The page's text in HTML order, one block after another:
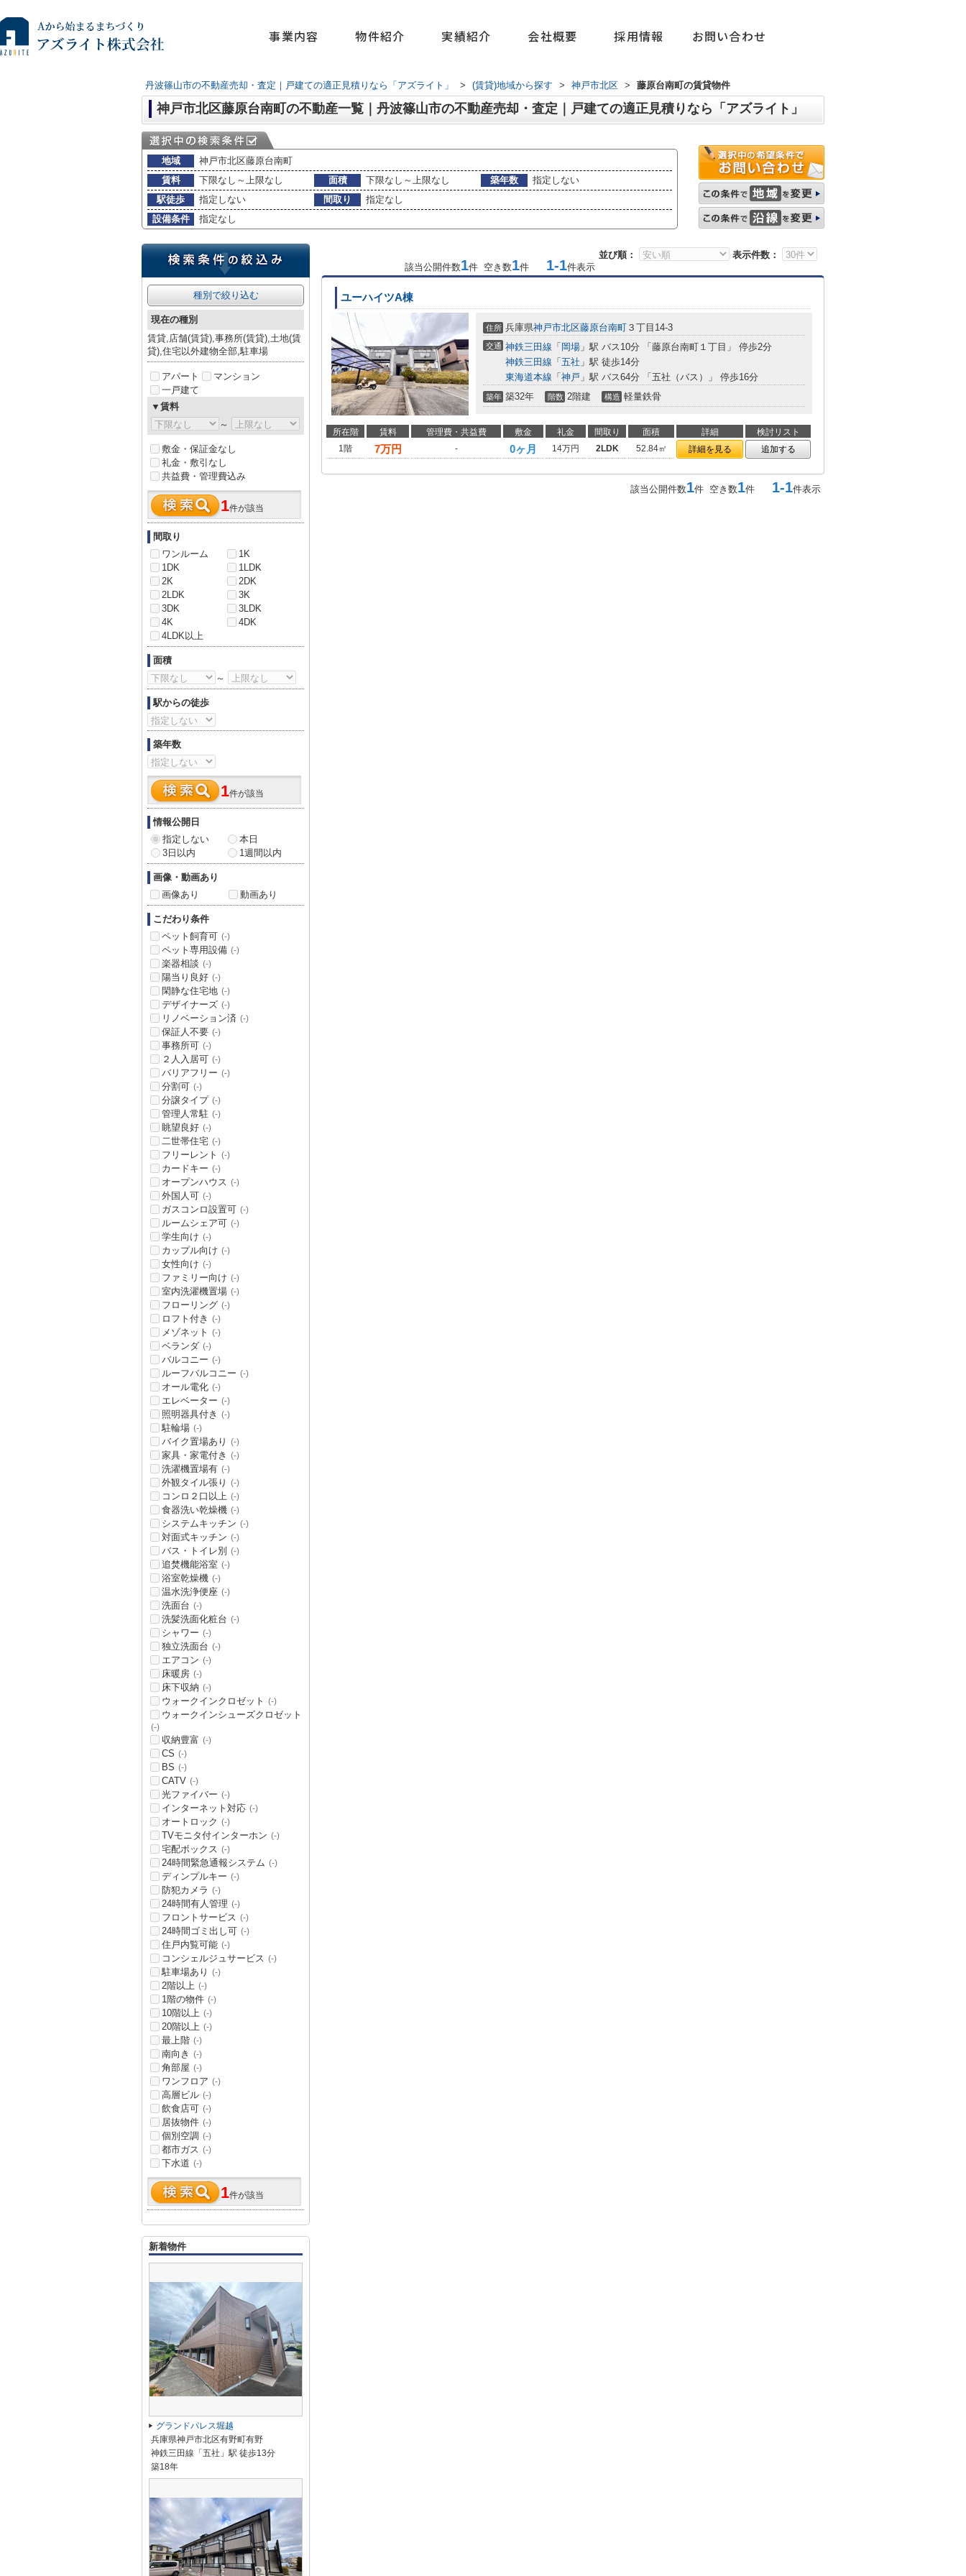
事業内容 物件紹介 実績紹介 会社概要 採用情報 お問い合わせ
丹波篠山市の不動産売却・査定｜戸建ての適正見積りなら「アズライト」 > (賃貸)地域から探す > 神戸市北区 > 藤原台南町の賃貸物件
神戸市北区藤原台南町の不動産一覧｜丹波篠山市の不動産売却・査定｜戸建ての適正見積りなら「アズライト」
地域
神戸市北区藤原台南町
賃料
下限なし～上限なし 面積 下限なし～上限なし 築年数
指定しない
駅徒歩
指定しない 間取り
指定なし
設備条件
指定なし
並び順：
表示件数：
該当公開件数1件 空き数1件 1-1件表示
ユーハイツA棟
住所 兵庫県神戸市北区藤原台南町 ３丁目14-3
交通 神鉄三田線 「 岡場 」駅 バス10分 「藤原台南町１丁目」 停歩2分
神鉄三田線 「 五社 」駅 徒歩14分
東海道本線 「 神戸 」駅 バス64分 「五社（バス）」 停歩16分
築年 築32年 階数 2階建 構造 軽量鉄骨
所在階 賃料 管理費・共益費 敷金 礼金 間取り 面積 詳細
検討リスト
1階
7万円 - 0ヶ月 14万円 2LDK 52.84㎡ 詳細を見る 追加する
該当公開件数1件 空き数1件 1-1件表示
種別で絞り込む
現在の種別
賃貸,店舗(賃貸),事務所(賃貸),土地(賃
貸),住宅以外建物全部,駐車場
アパート
マンション
一戸建て
▼賃料
～
敷金・保証金なし
礼金・敷引なし
共益費・管理費込み
1件が該当
間取り
ワンルーム
1K
1DK
1LDK
2K
2DK
2LDK
3K
3DK
3LDK
4K
4DK
4LDK以上
面積
～
駅からの徒歩
築年数
1件が該当
情報公開日
指定しない
本日
3日以内
1週間以内
画像・動画あり
画像あり
動画あり
こだわり条件
ペット飼育可 (-)
ペット専用設備 (-)
楽器相談 (-)
陽当り良好 (-)
閑静な住宅地 (-)
デザイナーズ (-)
リノベーション済 (-)
保証人不要 (-)
事務所可 (-)
２人入居可 (-)
バリアフリー (-)
分割可 (-)
分譲タイプ (-)
管理人常駐 (-)
眺望良好 (-)
二世帯住宅 (-)
フリーレント (-)
カードキー (-)
オープンハウス (-)
外国人可 (-)
ガスコンロ設置可 (-)
ルームシェア可 (-)
学生向け (-)
カップル向け (-)
女性向け (-)
ファミリー向け (-)
室内洗濯機置場 (-)
フローリング (-)
ロフト付き (-)
メゾネット (-)
ベランダ (-)
バルコニー (-)
ルーフバルコニー (-)
オール電化 (-)
エレベーター (-)
照明器具付き (-)
駐輪場 (-)
バイク置場あり (-)
家具・家電付き (-)
洗濯機置場有 (-)
外観タイル張り (-)
コンロ２口以上 (-)
食器洗い乾燥機 (-)
システムキッチン (-)
対面式キッチン (-)
バス・トイレ別 (-)
追焚機能浴室 (-)
浴室乾燥機 (-)
温水洗浄便座 (-)
洗面台 (-)
洗髪洗面化粧台 (-)
シャワー (-)
独立洗面台 (-)
エアコン (-)
床暖房 (-)
床下収納 (-)
ウォークインクロゼット (-)
ウォークインシューズクロゼット
(-)
収納豊富 (-)
CS (-)
BS (-)
CATV (-)
光ファイバー (-)
インターネット対応 (-)
オートロック (-)
TVモニタ付インターホン (-)
宅配ボックス (-)
24時間緊急通報システム (-)
ディンプルキー (-)
防犯カメラ (-)
24時間有人管理 (-)
フロントサービス (-)
24時間ゴミ出し可 (-)
住戸内覧可能 (-)
コンシェルジュサービス (-)
駐車場あり (-)
2階以上 (-)
1階の物件 (-)
10階以上 (-)
20階以上 (-)
最上階 (-)
南向き (-)
角部屋 (-)
ワンフロア (-)
高層ビル (-)
飲食店可 (-)
居抜物件 (-)
個別空調 (-)
都市ガス (-)
下水道 (-)
1件が該当
新着物件
グランドパレス堀越
兵庫県神戸市北区有野町有野
神鉄三田線「五社」駅 徒歩13分
築18年